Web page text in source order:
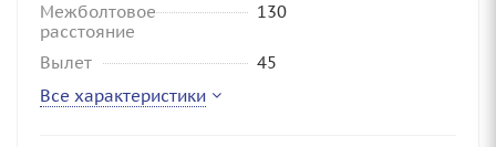
Межболтовое
расстояние
130
Вылет
45
Все характеристики